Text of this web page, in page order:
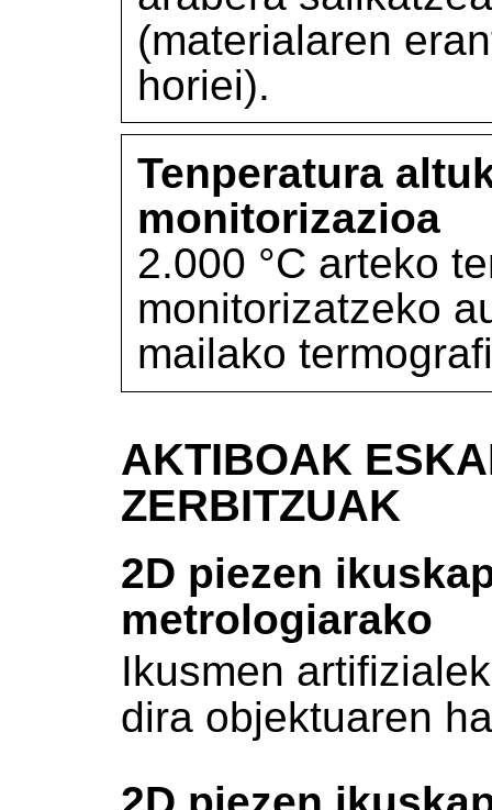
(materialaren
horiei).
Tenperatura
monitorizazioa
2.000 °C arteko
monitorizatzeko
mailako
AKTIBOAK
ZERBITZUAK
2D piezen
metrologiarako
Ikusmen
dira objektuaren